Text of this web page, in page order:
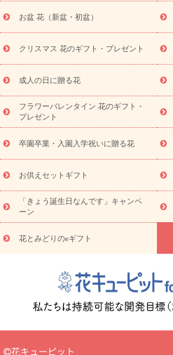
お供え プリザーブドフラワー
ペ
盆・初盆）
その他 お祝い返し
ビジネス用
ご自宅用 観葉植物
ドフラワー
スタイルから探す
ンド花
お祝い お供え・お悔やみ
ディ胡蝶蘭・お祝い
ミディ胡蝶蘭
観葉植物
観葉植物 産直多肉
お祝い
お供え・お悔やみ 花と
プチギフト（hanamore -ハナモア-）
キューピットのeGfit
カラー ピ
ド
お花の種類 ト
お祝い お祝い・3000円～ お
5000円～
お祝い・7000円～ お
悔やみ
円～
お供え・お悔やみ・
読み物
いのマナー
定年退職祝いのマナー
花キューピットのお祝い
彩心理学」で選ぶ方法
結婚祝いの
お盆 花（新盆・初盆）
クリスマス 花のギフト・プレゼント
成人の日に贈る花
フラワーバレンタイン 花のギフト・
プレゼント
卒園卒業・入園入学祝いに贈る花
お供えセットギフト
「きょう誕生日なんです」キャンペ
ーン
花とみどりのeギフト
花キューピット